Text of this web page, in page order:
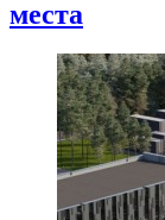
места